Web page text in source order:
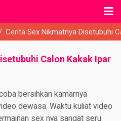
/ Cerita Sex Nikmatnya Disetubuhi
Calon Kakak Ipar
bersihkan kamarnya
dewasa. Waktu kuliat video
sex nya sangat seru